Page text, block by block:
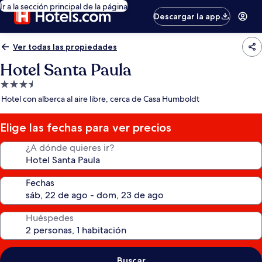
Ir a la sección principal de la página
Descargar la app
Ver todas las propiedades
Hotel Santa Paula
Propiedad
de
estrellas
Hotel con alberca al aire libre, cerca de Casa Humboldt
Elige las fechas para ver precios
¿A dónde quieres ir?
Fechas
Huéspedes